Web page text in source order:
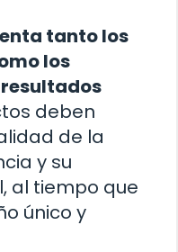
tanto los
los
deben
de la
y su
al tiempo que
único y